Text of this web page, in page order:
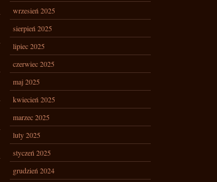
wrzesień 2025
sierpień 2025
lipiec 2025
czerwiec 2025
maj 2025
kwiecień 2025
marzec 2025
luty 2025
styczeń 2025
grudzień 2024